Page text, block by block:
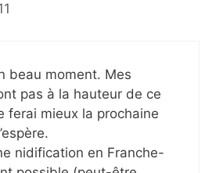
beau moment. Mes
pas à la hauteur de ce
ferai mieux la prochaine
nidification en Franche-